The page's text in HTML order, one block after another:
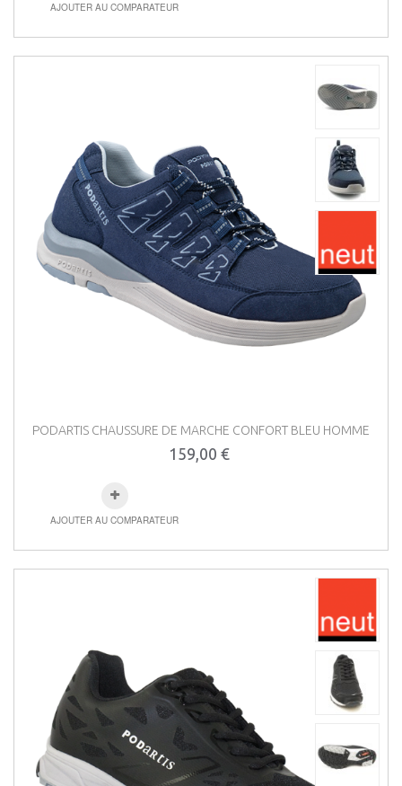
AJOUTER AU COMPARATEUR
PODARTIS CHAUSSURE DE MARCHE CONFORT BLEU HOMME
159,00 €
AJOUTER AU COMPARATEUR